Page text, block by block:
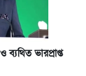
ব্যথিত ভারপ্রাপ্ত